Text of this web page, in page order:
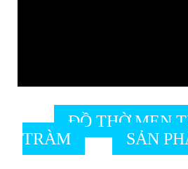
ĐỒ THỜ MEN
TRÀM
SẢN